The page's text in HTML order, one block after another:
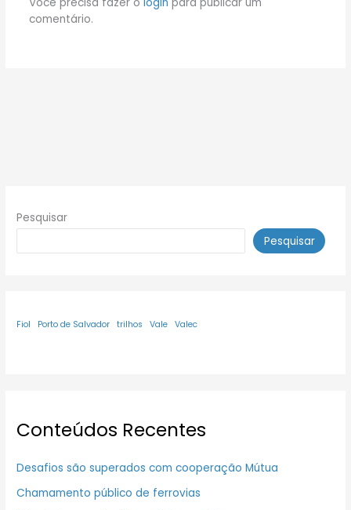
comentário.
Pesquisar
Pesquisar
Fiol Porto de Salvador trilhos Vale Valec
Conteúdos Recentes
Desafios são superados com cooperação Mútua
Chamamento público de ferrovias